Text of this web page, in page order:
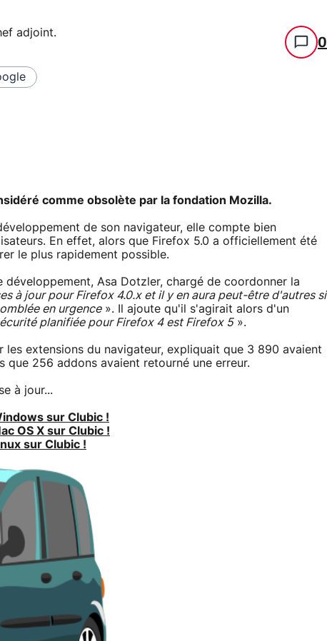
adjoint.
0
comme obsolète par la fondation Mozilla.
de son navigateur, elle compte bien
En effet, alors que Firefox 5.0 a officiellement été
le plus rapidement possible.
Asa Dotzler, chargé de coordonner la
à jour pour Firefox 4.0.x et il y en aura peut-être d'autres si
en urgence». Il ajoute qu'il s'agirait alors d'un
planifiée pour Firefox 4 est Firefox 5».
les extensions du navigateur, expliquait que 3 890 avaient
256 addons avaient retourné une erreur.
à jour...
sur Clubic !
OS X sur Clubic !
sur Clubic !